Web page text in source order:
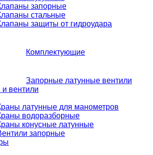
запорные
стальные
защиты от гидроудара
Комплектующие
Запорные латунные вентили
вентили
латунные для манометров
водоразборные
конусные латунные
запорные